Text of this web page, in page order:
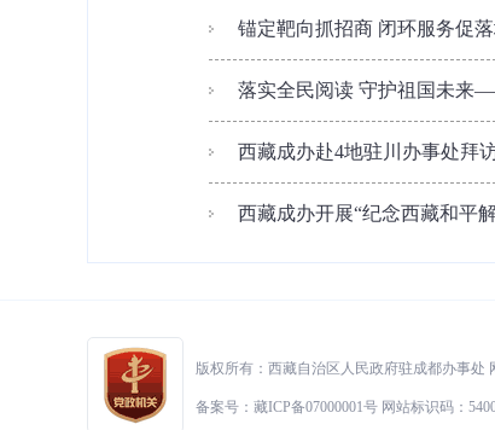
锚定靶向抓招商 闭环服务促
落实全民阅读 守护祖国未来
西藏成办赴4地驻川办事处拜
西藏成办开展“纪念西藏和平
版权所有：西藏自治区人民政府驻成都办事处
备案号：藏ICP备07000001号 网站标识码：